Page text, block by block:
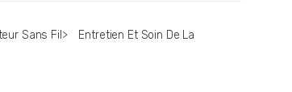
Sans Fil >
Entretien Et Soin De La